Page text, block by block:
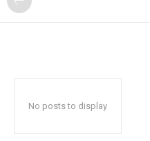
No posts to display